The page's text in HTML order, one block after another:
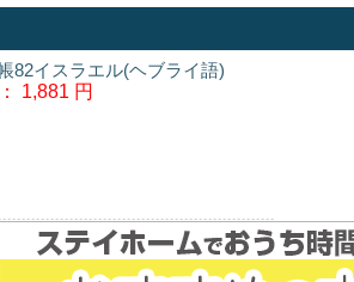
82イスラエル(ヘブライ語)
1,881 円